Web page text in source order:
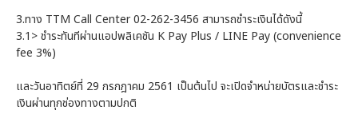
3.ทาง TTM Call Center 02-262-3456 สามารถชำระเงินได้ดังนี้
3.1> ชำระทันทีผ่านแอปพลิเคชัน K Pay Plus / LINE Pay (convenience
fee 3%)
และวันอาทิตย์ที่ 29 กรกฎาคม 2561 เป็นต้นไป จะเปิดจำหน่ายบัตรและชำระ
เงินผ่านทุกช่องทางตามปกติ